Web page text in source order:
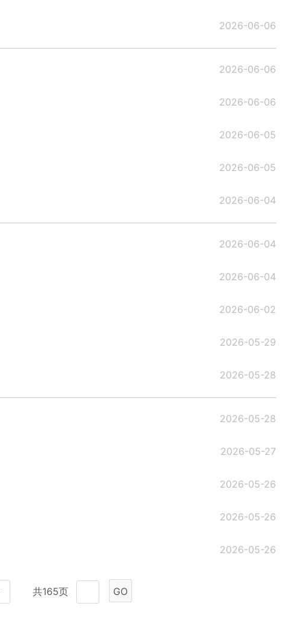
2026-06-06
2026-06-06
2026-06-06
2026-06-05
2026-06-05
2026-06-04
2026-06-04
2026-06-04
2026-06-02
2026-05-29
2026-05-28
2026-05-28
2026-05-27
2026-05-26
2026-05-26
2026-05-26
共165页 GO